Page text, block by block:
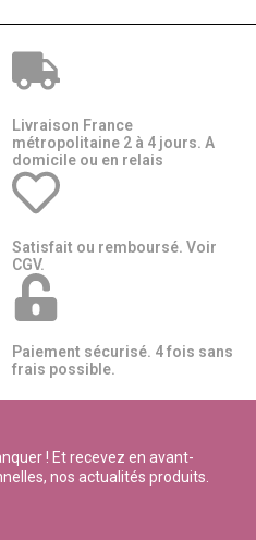
Livraison France
métropolitaine 2 à 4 jours. A
domicile ou en relais​​
Satisfait ou remboursé. Voir
CGV.
Paiement sécurisé. 4 fois sans
frais possible.
! Et recevez en avant-
nos actualités produits.